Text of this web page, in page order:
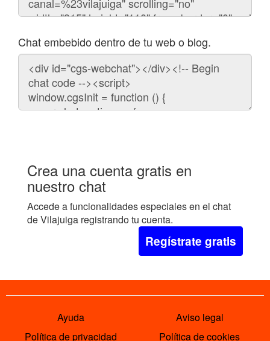
Chat embebido dentro de tu web o blog.
Código
para
embeber
chat
Crea una cuenta gratis en
nuestro chat
Accede a funcionalidades especiales en el chat
de Vilajuiga registrando tu cuenta.
Regístrate gratis
Ayuda
Aviso legal
Política de privacidad
Política de cookies